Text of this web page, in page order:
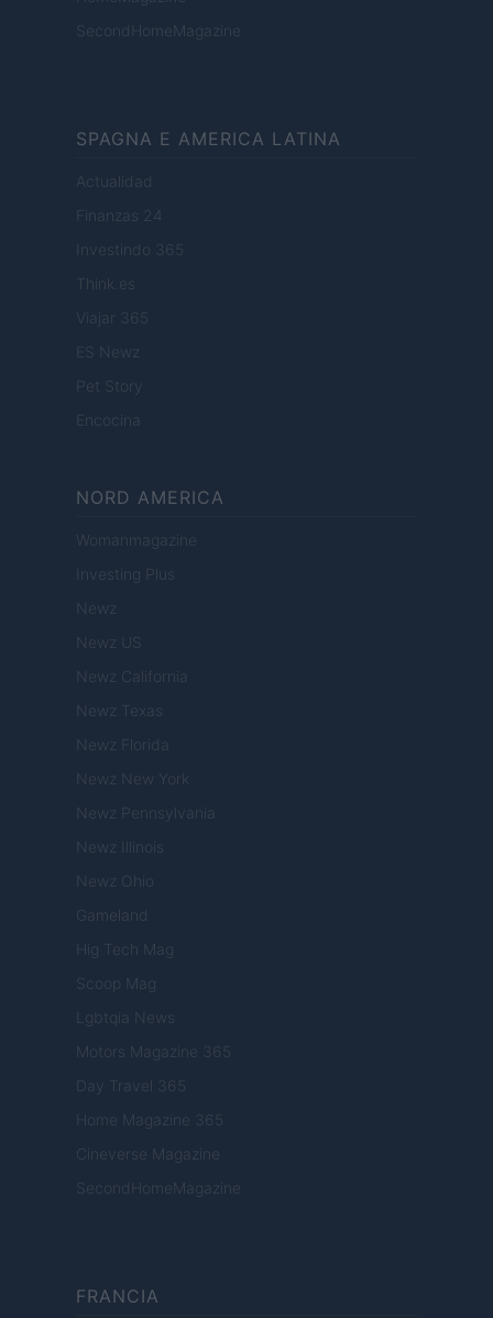
SecondHomeMagazine
SPAGNA E AMERICA LATINA
Actualidad
Finanzas 24
Investindo 365
Think.es
Viajar 365
ES Newz
Pet Story
Encocina
NORD AMERICA
Womanmagazine
Investing Plus
Newz
Newz US
Newz California
Newz Texas
Newz Florida
Newz New York
Newz Pennsylvania
Newz Illinois
Newz Ohio
Gameland
Hig Tech Mag
Scoop Mag
Lgbtqia News
Motors Magazine 365
Day Travel 365
Home Magazine 365
Cineverse Magazine
SecondHomeMagazine
FRANCIA